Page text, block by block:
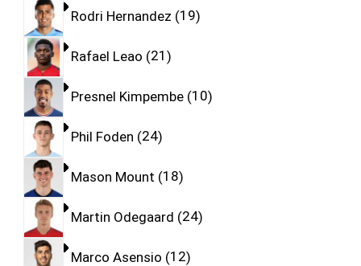
Rodri Hernandez 19
Rafael Leao 21
Presnel Kimpembe 10
Phil Foden 24
Mason Mount 18
Martin Odegaard 24
Marco Asensio 12